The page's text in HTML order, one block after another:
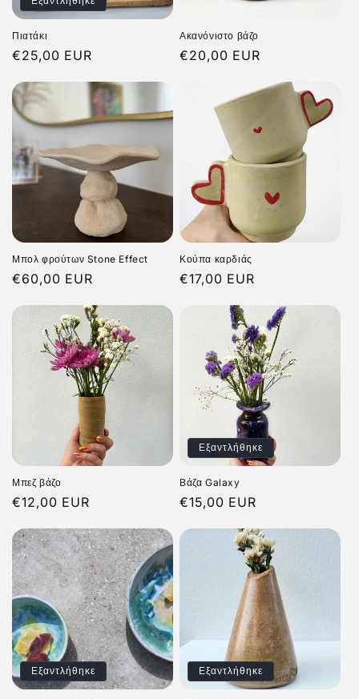
Πιατάκι
Κανονική
€25,00 EUR
Ακανόνιστο βάζο
Κανονική
€20,00 EUR
Μπολ φρούτων Stone Effect
Κανονική
€60,00 EUR
Κούπα καρδιάς
Κανονική
€17,00 EUR
Μπεζ βάζο
Κανονική
€12,00 EUR
Εξαντλήθηκε
Βάζα Galaxy
Κανονική
€15,00 EUR
Εξαντλήθηκε Εξαντλήθηκε